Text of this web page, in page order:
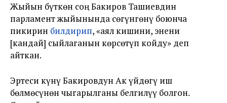
Жыйын бүткөн соң Бакиров Ташиевдин
парламент жыйынында сөгүнгөнү боюнча
пикирин билдирип, «аял кишини, энени
[кандай] сыйлаганын көрсөтүп койду» деп
айткан.
Эртеси күнү Бакировдун Ак үйдөгү иш
бөлмөсүнөн чыгарылганы белгилүү болгон.